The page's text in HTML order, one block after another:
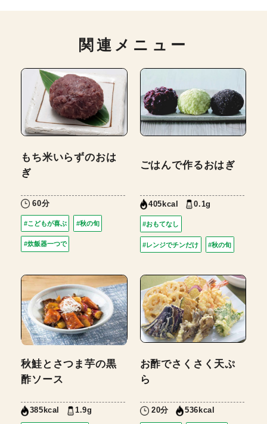
関連メニュー
もち米いらずのおは
ぎ
60分
#こどもが喜ぶ #秋の旬
#炊飯器一つで
ごはんで作るおはぎ
405kcal 0.1g
#おもてなし
#レンジでチンだけ #秋の旬
秋鮭とさつま芋の黒
酢ソース
385kcal 1.9g
お酢でさくさく天ぷ
ら
20分 536kcal